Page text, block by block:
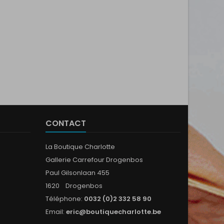
CONTACT
La Boutique Charlotte
Gallerie Carrefour Drogenbos
Paul Gilsonlaan 455
1620 Drogenbos
Téléphone: 0032 (0)2 332 58 90
Email: eric@boutiquecharlotte.be